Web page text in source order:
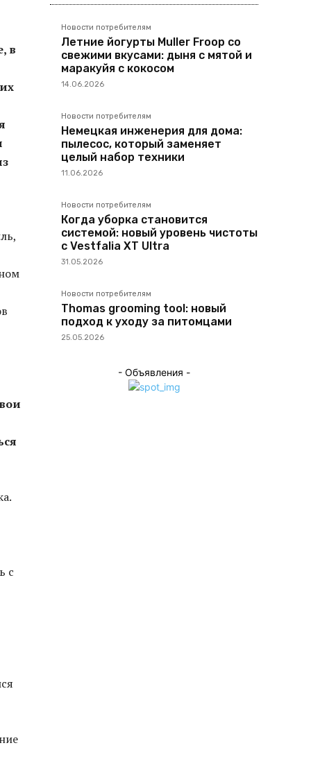
в
с
Новости потребителям
Летние йогурты Muller Froop со
свежими вкусами: дыня с мятой и
маракуйя с кокосом
14.06.2026
Новости потребителям
Немецкая инженерия для дома:
пылесос, который заменяет
целый набор техники
11.06.2026
Новости потребителям
Когда уборка становится
системой: новый уровень чистоты
с Vestfalia XT Ultra
31.05.2026
Новости потребителям
Thomas grooming tool: новый
подход к уходу за питомцами
25.05.2026
- Объявления -